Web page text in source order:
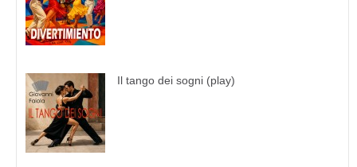
Il tango dei sogni (play)